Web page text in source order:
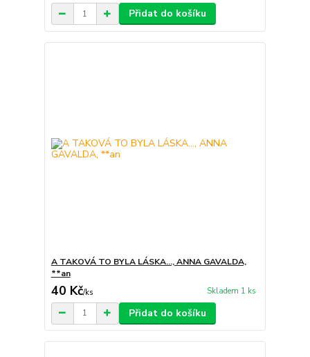
Přidat do košíku
A TAKOVÁ TO BYLA LÁSKA..., ANNA GAVALDA,
**an
40 Kč/ks Skladem 1 ks
Přidat do košíku